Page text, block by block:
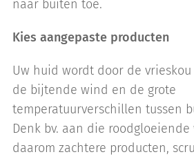
naar buiten toe.
Kies aangepaste producten
Uw huid wordt door de
de bijtende wind en de grote
temperatuurverschillen tussen
Denk bv. aan die roodgloeiende
daarom zachtere producten,